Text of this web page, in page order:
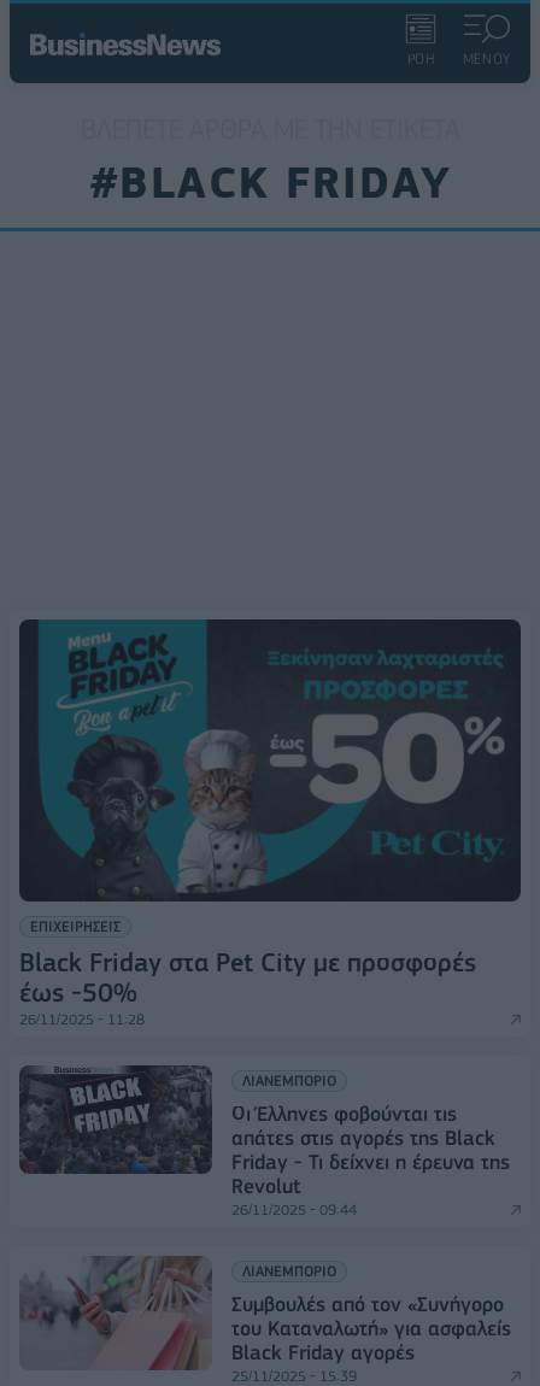
ΡΟΗ ΜΕΝΟΥ
#BLACK FRIDAY
ΕΠΙΧΕΙΡΗΣΕΙΣ
Black Friday στα Pet City με προσφορές
έως -50%
26/11/2025 - 11:28
ΛΙΑΝΕΜΠΟΡΙΟ
Οι Έλληνες φοβούνται τις
απάτες στις αγορές της Black
Friday - Τι δείχνει η έρευνα της
Revolut
26/11/2025 - 09:44
ΛΙΑΝΕΜΠΟΡΙΟ
Συμβουλές από τον «Συνήγορο
του Καταναλωτή» για ασφαλείς
Black Friday αγορές
25/11/2025 - 15:39